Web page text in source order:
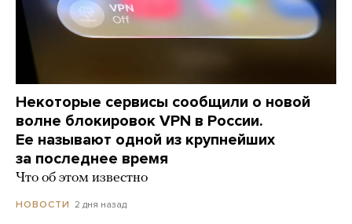
Некоторые сервисы сообщили о новой
волне блокировок VPN в России.
Ее называют одной из крупнейших
за последнее время
Что об этом известно
НОВОСТИ 2 дня назад